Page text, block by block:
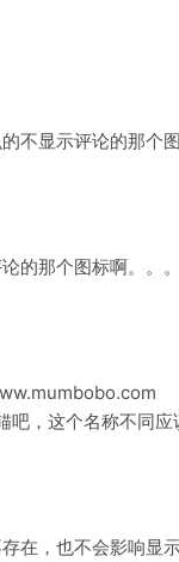
不显示评论的那个
的那个图标啊。。
，这个名称不同
在，也不会影响显